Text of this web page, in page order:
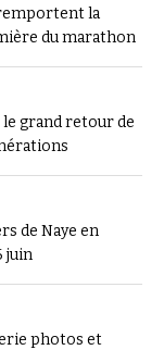
la
du marathon
grand retour de
de Naye en
juin
photos et